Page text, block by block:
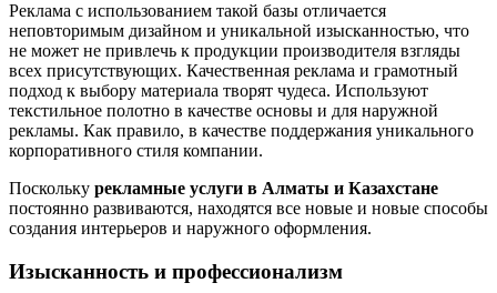
Реклама с использованием такой базы отличается
неповторимым дизайном и уникальной изысканностью, что
не может не привлечь к продукции производителя взгляды
всех присутствующих. Качественная реклама и грамотный
подход к выбору материала творят чудеса. Используют
текстильное полотно в качестве основы и для наружной
рекламы. Как правило, в качестве поддержания уникального
корпоративного стиля компании.
Поскольку рекламные услуги в Алматы и Казахстане
постоянно развиваются, находятся все новые и новые способы
создания интерьеров и наружного оформления.
Изысканность и профессионализм